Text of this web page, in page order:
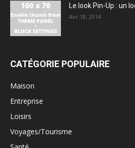
Le look Pin-Up : un
Avr 18, 2014
CATÉGORIE POPULAIRE
Maison
Entreprise
Loisirs
Voyages/Tourisme